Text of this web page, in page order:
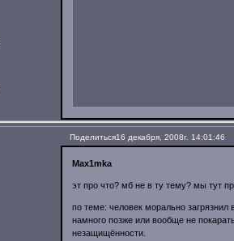
Поделиться16 декабря, 2008г. 14:01:46
Max1mka
эт про что? мб не в ту тему? мы тут
по теме: человек морально загрязнил
намного позже или вообще не
незащищённости.